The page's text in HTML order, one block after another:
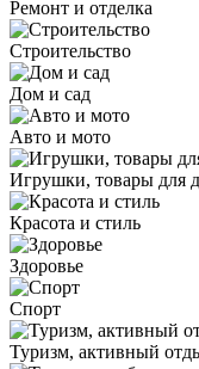
Ремонт и отделка
Строительство
Дом и сад
Авто и мото
Игрушки, товары для
Красота и стиль
Здоровье
Спорт
Туризм, активный